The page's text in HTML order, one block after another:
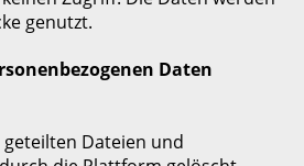
genutzt.
Daten
Dateien und